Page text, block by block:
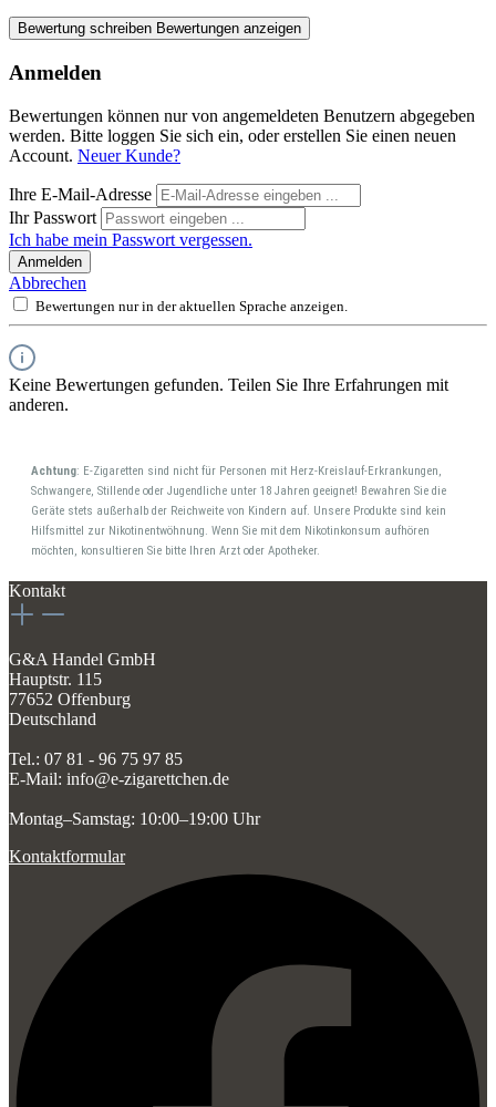
Bewertung schreiben Bewertungen anzeigen
Anmelden
Bewertungen können nur von angemeldeten Benutzern abgegeben
werden. Bitte loggen Sie sich ein, oder erstellen Sie einen neuen
Account. Neuer Kunde?
Ihre E-Mail-Adresse
Ihr Passwort
Ich habe mein Passwort vergessen.
Anmelden
Abbrechen
Bewertungen nur in der aktuellen Sprache anzeigen.
Keine Bewertungen gefunden. Teilen Sie Ihre Erfahrungen mit
anderen.
Achtung: E-Zigaretten sind nicht für Personen mit Herz-Kreislauf-Erkrankungen,
Schwangere, Stillende oder Jugendliche unter 18 Jahren geeignet! Bewahren Sie die
Geräte stets außerhalb der Reichweite von Kindern auf. Unsere Produkte sind kein
Hilfsmittel zur Nikotinentwöhnung. Wenn Sie mit dem Nikotinkonsum aufhören
möchten, konsultieren Sie bitte Ihren Arzt oder Apotheker.
Kontakt
G&A Handel GmbH
Hauptstr. 115
77652 Offenburg
Deutschland
Tel.: 07 81 - 96 75 97 85
E-Mail: info@e-zigarettchen.de
Montag–Samstag: 10:00–19:00 Uhr
Kontaktformular